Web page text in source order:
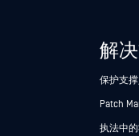
解
保护支
Patch
执法中的